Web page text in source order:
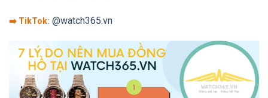
➡️ TikTok: @watch365.vn